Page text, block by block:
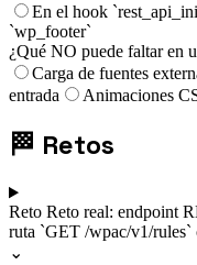
En el hook
`wp_footer`
¿Qué NO puede faltar en
Carga de fuentes
entrada
Animaciones
🏁 Retos
Reto Reto real: endpoint
ruta `GET /wpac/v1/rules`
⌄